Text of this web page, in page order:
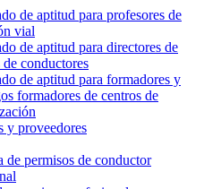
de aptitud para profesores de
vial
de aptitud para directores de
de conductores
de aptitud para formadores y
formadores de centros de
y proveedores
de permisos de conductor